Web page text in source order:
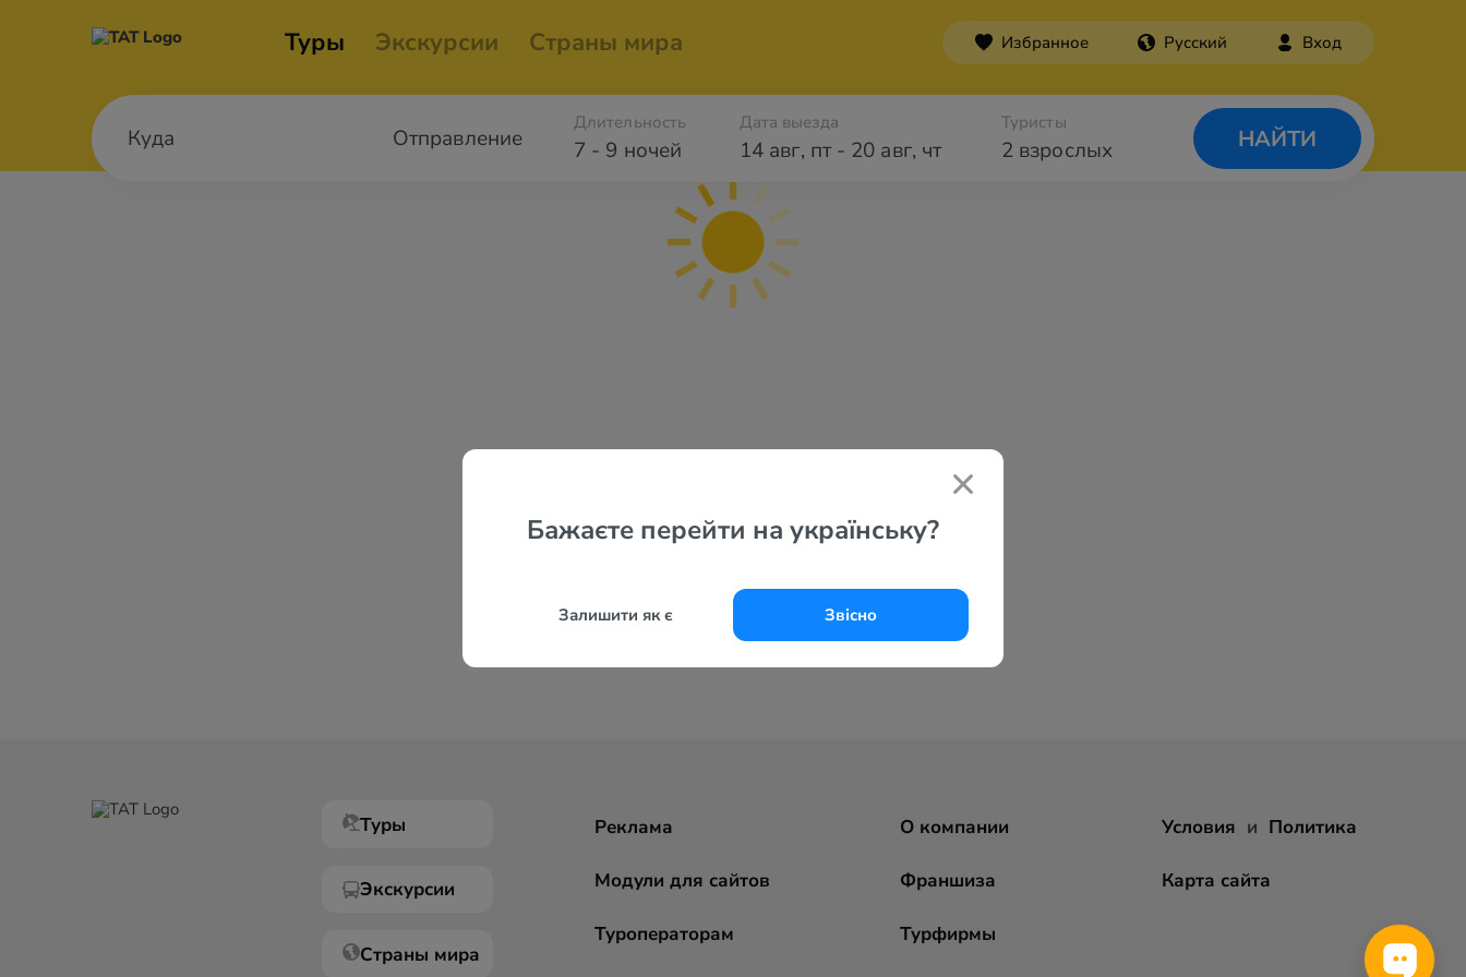
Туры Экскурсии Страны мира Избранное Русский Вход
Отправление 7 - 9 ночей
Длительность Дата выезда
14 авг, пт- 20 авг, чт 2 взрослых
Туристы
НАЙТИ
Бажаєте перейти на українську?
Залишити як є Звісно
Туры
Экскурсии
Страны мира
Реклама
Модули для сайтов
Туроператорам
О компании
Франшиза
Турфирмы
Условия и Политика
Карта сайта